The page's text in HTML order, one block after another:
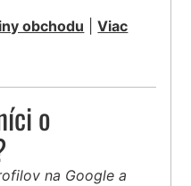
obchodu |Viac
o
na Google a